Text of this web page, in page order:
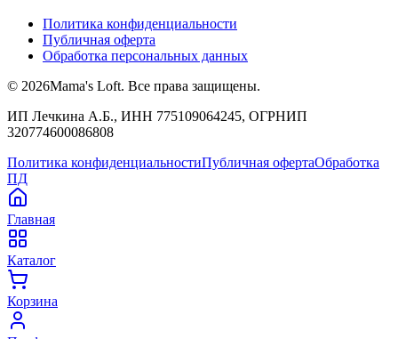
Политика конфиденциальности
Публичная оферта
Обработка персональных данных
© 2026Mama's Loft. Все права защищены.
ИП Лечкина А.Б., ИНН 775109064245, ОГРНИП
320774600086808
Политика конфиденциальностиПубличная офертаОбработка
ПД
Главная
Каталог
Корзина